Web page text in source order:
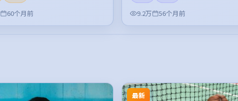
60个月前
9.2万
56个月前
最新